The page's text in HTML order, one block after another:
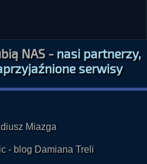
serwisy